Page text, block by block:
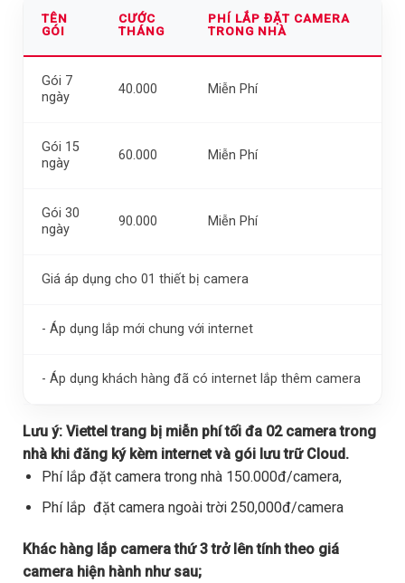
TÊN
GÓI
CƯỚC
THÁNG
PHÍ LẮP ĐẶT CAMERA
TRONG NHÀ
Gói 7
ngày
40.000 Miễn Phí
Gói 15
ngày
60.000 Miễn Phí
Gói 30
ngày
90.000 Miễn Phí
Giá áp dụng cho 01 thiết bị camera
- Áp dụng lắp mới chung với internet
- Áp dụng khách hàng đã có internet lắp thêm camera
Lưu ý: Viettel trang bị miễn phí tối đa 02 camera trong
nhà khi đăng ký kèm internet và gói lưu trữ Cloud.
Phí lắp đặt camera trong nhà 150.000đ/camera,
Phí lắp đặt camera ngoài trời 250,000đ/camera
Khác hàng lắp camera thứ 3 trở lên tính theo giá
camera hiện hành như sau;